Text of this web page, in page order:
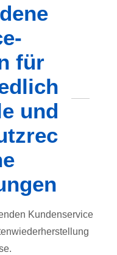
für
und
Kundenservice